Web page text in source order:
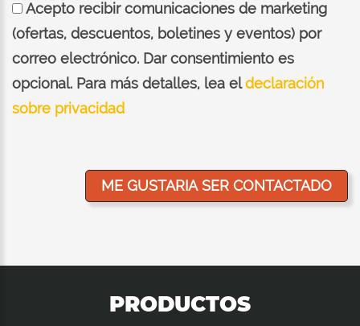
Acepto recibir comunicaciones de marketing
(ofertas, descuentos, boletines y eventos) por
correo electrónico. Dar consentimiento es
opcional. Para más detalles, lea eldeclaración
sobre privacidad
PRODUCTOS